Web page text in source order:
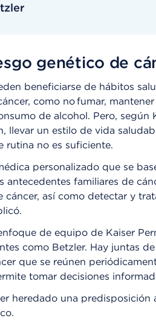
genético de
beneficiarse de hábitos
como no fumar,
de alcohol. Pero, según
llevar un estilo de vida
rutina no es suficiente.
personalizado que se
antecedentes familiares de
cáncer, así como detectar y
de equipo de Kaiser
como Betzler. Hay juntas
que se reúnen
tomar decisiones
heredado una predisposición